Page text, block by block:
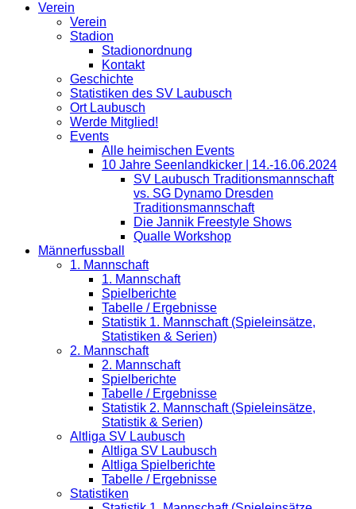
Verein
Verein
Stadion
Stadionordnung
Kontakt
Geschichte
Statistiken des SV Laubusch
Ort Laubusch
Werde Mitglied!
Events
Alle heimischen Events
10 Jahre Seenlandkicker | 14.-16.06.2024
SV Laubusch Traditionsmannschaft
vs. SG Dynamo Dresden
Traditionsmannschaft
Die Jannik Freestyle Shows
Qualle Workshop
Männerfussball
1. Mannschaft
1. Mannschaft
Spielberichte
Tabelle / Ergebnisse
Statistik 1. Mannschaft (Spieleinsätze,
Statistiken & Serien)
2. Mannschaft
2. Mannschaft
Spielberichte
Tabelle / Ergebnisse
Statistik 2. Mannschaft (Spieleinsätze,
Statistik & Serien)
Altliga SV Laubusch
Altliga SV Laubusch
Altliga Spielberichte
Tabelle / Ergebnisse
Statistiken